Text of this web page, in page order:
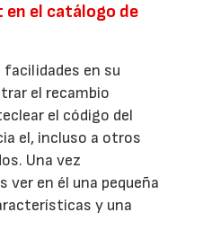
en el catálogo de
en su
el recambio
el código del
el, incluso a otros
Una vez
ver en él una pequeña
y una